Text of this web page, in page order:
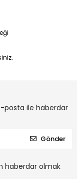
posta ile haberdar
Gönder
haberdar olmak